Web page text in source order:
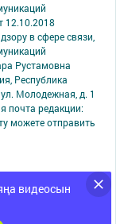
видеосын
12.10.2018
в сфере связи,
Рустамовна
Республика
Молодежная, д. 1
почта редакции:
можете отправить
сервисов и